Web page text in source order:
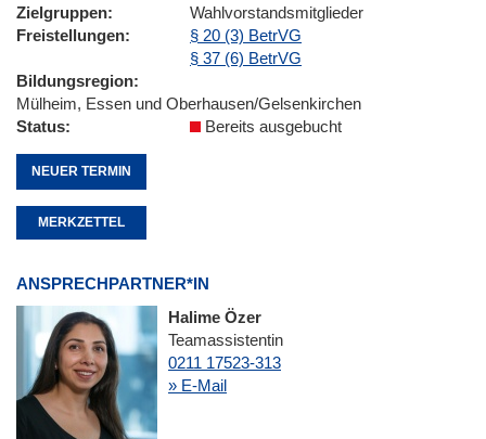
Zielgruppen
Wahlvorstandsmitglieder
Freistellungen
§ 20 (3) BetrVG
§ 37 (6) BetrVG
Bildungsregion
Mülheim, Essen und Oberhausen/Gelsenkirchen
Status
Bereits ausgebucht
NEUER TERMIN
MERKZETTEL
ANSPRECHPARTNER*IN
Halime Özer
Teamassistentin
0211 17523-313
» E-Mail